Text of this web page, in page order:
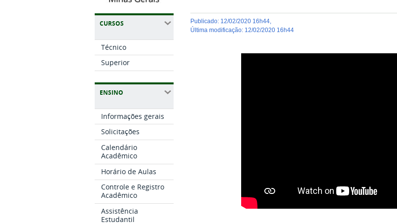
CURSOS
Técnico
Superior
ENSINO
Informações gerais
Solicitações
Calendário
Acadêmico
Horário de Aulas
Controle e Registro
Acadêmico
Assistência
Estudantil
publicado: 12/02/2020 16h44
última modificação: 12/02/2020 16h44